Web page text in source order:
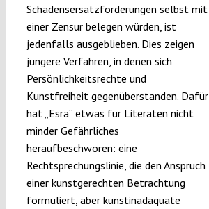
Schadensersatzforderungen selbst mit
einer Zensur belegen würden, ist
jedenfalls ausgeblieben. Dies zeigen
jüngere Verfahren, in denen sich
Persönlichkeitsrechte und
Kunstfreiheit gegenüberstanden. Dafür
hat „Esra“ etwas für Literaten nicht
minder Gefährliches
heraufbeschworen: eine
Rechtsprechungslinie, die den Anspruch
einer kunstgerechten Betrachtung
formuliert, aber kunstinadäquate